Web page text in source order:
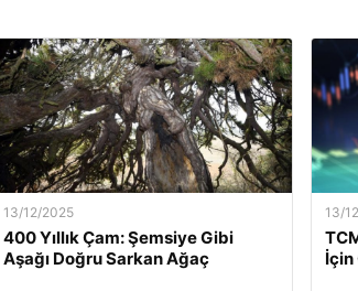
13/12/2025
400 Yıllık Çam: Şemsiye Gibi
Aşağı Doğru Sarkan Ağaç
13/
İçin